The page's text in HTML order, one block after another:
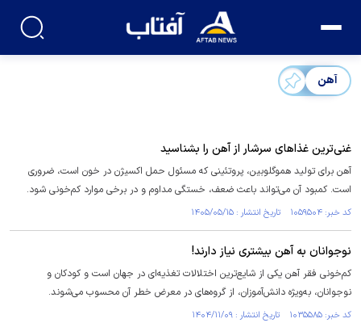
آهن
غنی‌ترین غذا‌های سرشار از آهن را بشناسید
آهن برای تولید هموگلوبین، پروتئینی که مسئول حمل اکسیژن در خون است، ضروری
است. کمبود آن می‌تواند باعث ضعف، خستگی مداوم و در برخی موارد کم‌خونی شود.
کد خبر: ۱۰۵۹۵۰۴ تاریخ انتشار : ۱۴۰۵/۰۵/۱۵
نوجوانان به آهن بیشتری نیاز دارند!
کم‌خونی فقر آهن یکی از شایع‌ترین اختلالات تغذیه‌ای در جهان است و کودکان و
نوجوانان، به‌ویژه دانش‌آموزان، از گروه‌های در معرض خطر آن محسوب می‌شوند.
کد خبر: ۱۰۳۵۵۸۵ تاریخ انتشار : ۱۴۰۴/۱۱/۰۹